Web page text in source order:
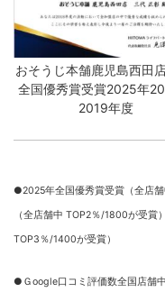
おそうじ本舗鹿児島西田
全国優秀賞受賞2025年
2019年度
●2025年全国優秀賞受賞（全店舗
（全店舗中 TOP2％/1800が受
TOP3％/1400が受賞）
●Ｇoogle口コミ評価数全国店舗